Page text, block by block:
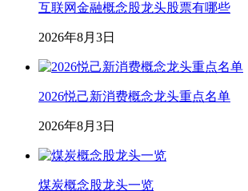
互联网金融概念股龙头股票有哪些
2026年8月3日
2026悦己新消费概念龙头重点名单
2026年8月3日
煤炭概念股龙头一览